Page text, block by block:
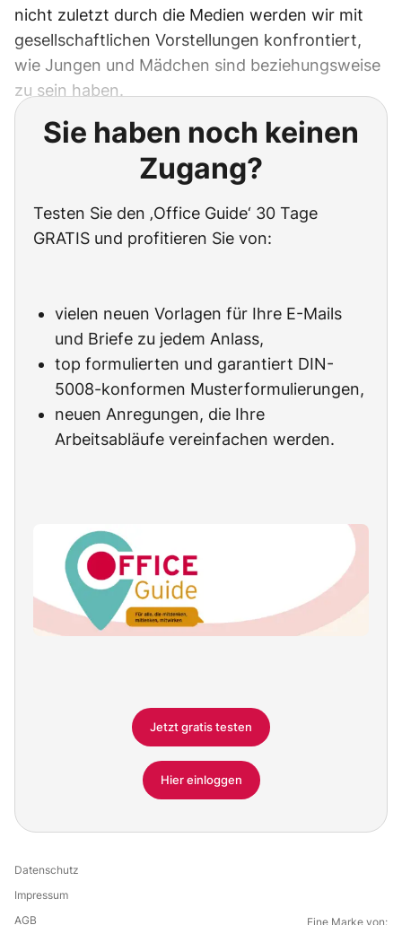
nicht zuletzt durch die Medien werden wir mit
gesellschaftlichen Vorstellungen konfrontiert,
wie Jungen und Mädchen sind beziehungsweise
zu sein haben.
Sie haben noch keinen
Zugang?
Testen Sie den ‚Office Guide‘ 30 Tage
GRATIS und profitieren Sie von:
vielen neuen Vorlagen für Ihre E-Mails
und Briefe zu jedem Anlass,
top formulierten und garantiert DIN-
5008-konformen Musterformulierungen,
neuen Anregungen, die Ihre
Arbeitsabläufe vereinfachen werden.
Jetzt gratis testen
Hier einloggen
Datenschutz
Impressum
AGB
Eine Marke von: